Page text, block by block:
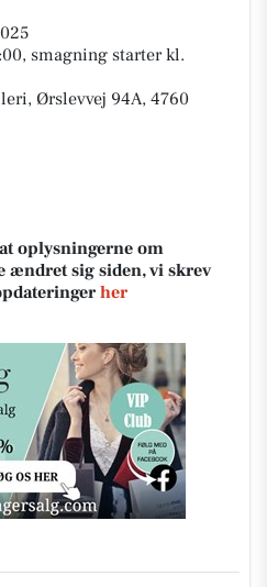
smagning starter kl.
Ørslevvej 94A, 4760
oplysningerne om
ændret sig siden, vi skrev
her